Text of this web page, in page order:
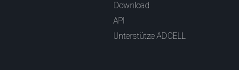
Download
API
Unterstütze ADCELL